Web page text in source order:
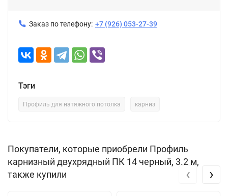
Заказ по телефону: +7 (926) 053-27-39
Тэги
Профиль для натяжного потолка карниз
Покупатели, которые приобрели Профиль
карнизный двухрядный ПК 14 черный, 3.2 м,
также купили
‹ ›